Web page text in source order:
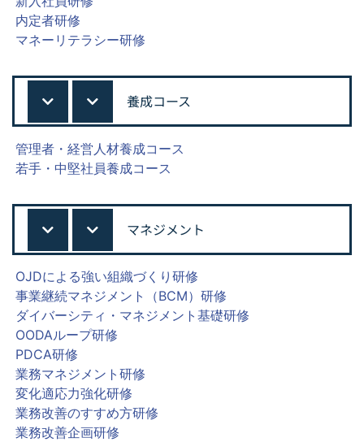
内定者研修
マネーリテラシー研修
養成コース
管理者・経営人材養成コース
若手・中堅社員養成コース
マネジメント
OJDによる強い組織づくり研修
事業継続マネジメント（BCM）研修
ダイバーシティ・マネジメント基礎研修
OODAループ研修
PDCA研修
業務マネジメント研修
変化適応力強化研修
業務改善のすすめ方研修
業務改善企画研修